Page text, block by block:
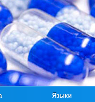
Языки